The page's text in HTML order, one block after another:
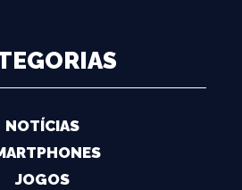
NOTÍCIAS
JOGOS